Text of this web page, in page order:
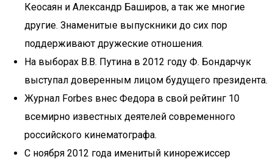
Кеосаян и Александр Баширов, а так же многие
другие. Знаменитые выпускники до сих пор
поддерживают дружеские отношения.
На выборах В.В. Путина в 2012 году Ф. Бондарчук
выступал доверенным лицом будущего президента.
Журнал Forbes внес Федора в свой рейтинг 10
всемирно известных деятелей современного
российского кинематографа.
С ноября 2012 года именитый кинорежиссер